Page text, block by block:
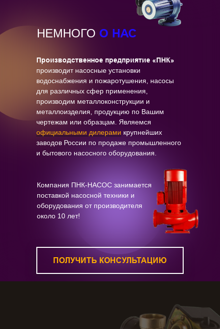
НЕМНОГО О НАС
Производственное предприятие «ПНК»
производит насосные установки
водоснабжения и пожаротушения, насосы
для различных сфер применения,
производим металлоконструкции и
металлоизделия, продукцию по Вашим
чертежам или образцам. Являемся
официальными дилерами крупнейших
заводов России по продаже промышленного
и бытового насосного оборудования.
Компания ПНК-НАСОС занимается
поставкой насосной техники и
оборудования от производителя
около 10 лет!
ПОЛУЧИТЬ КОНСУЛЬТАЦИЮ